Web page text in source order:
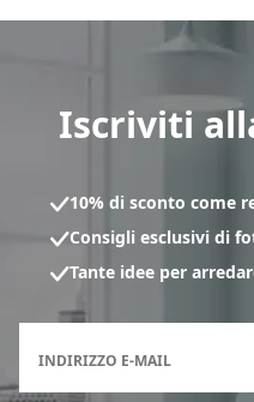
Iscriviti
10% di sconto come
Consigli esclusivi di
Tante idee per
INDIRIZZO E-MAIL